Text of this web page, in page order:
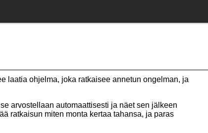
laatia ohjelma, joka ratkaisee annetun ongelman, ja
arvostellaan automaattisesti ja näet sen jälkeen
ratkaisun miten monta kertaa tahansa, ja paras